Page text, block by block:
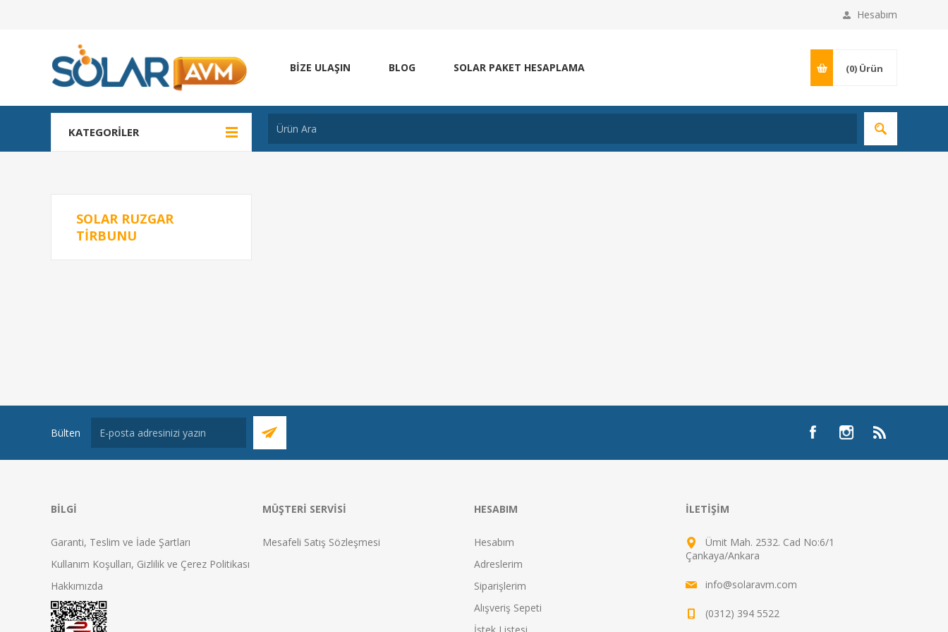
Hesabım
BIZE ULAŞIN BLOG SOLAR PAKET HESAPLAMA (0) Ürün
KATEGORILER
SOLAR RUZGAR
TIRBUNU
Bülten
BILGI
Garanti, Teslim ve İade Şartları
Kullanım Koşulları, Gizlilik ve Çerez Politikası
Hakkımızda
MÜŞTERI SERVISI
Mesafeli Satış Sözleşmesi
HESABIM
Hesabım
Adreslerim
Siparişlerim
Alışveriş Sepeti
İLETIŞIM
Ümit Mah. 2532. Cad No:6/1
Çankaya/Ankara
info@solaravm.com
(0312) 394 5522